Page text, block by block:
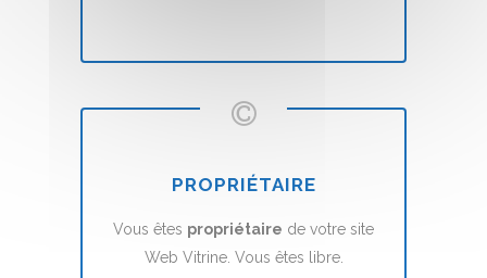
PROPRIÉTAIRE
Vous êtes propriétaire de votre site
Web Vitrine. Vous êtes libre.